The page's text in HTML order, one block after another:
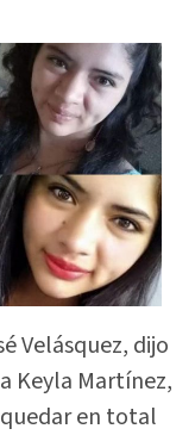
Velásquez, dijo
Keyla Martínez,
en total